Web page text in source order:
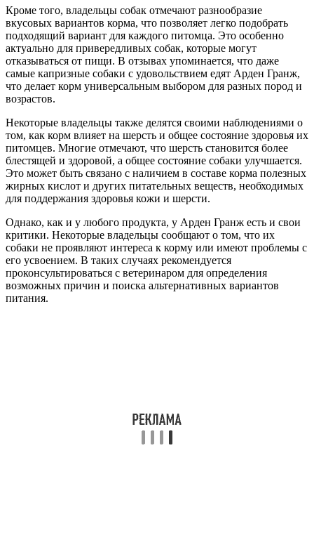
Кроме того, владельцы собак отмечают разнообразие
вкусовых вариантов корма, что позволяет легко подобрать
подходящий вариант для каждого питомца. Это особенно
актуально для привередливых собак, которые могут
отказываться от пищи. В отзывах упоминается, что даже
самые капризные собаки с удовольствием едят Арден Гранж,
что делает корм универсальным выбором для разных пород и
возрастов.
Некоторые владельцы также делятся своими наблюдениями о
том, как корм влияет на шерсть и общее состояние здоровья их
питомцев. Многие отмечают, что шерсть становится более
блестящей и здоровой, а общее состояние собаки улучшается.
Это может быть связано с наличием в составе корма полезных
жирных кислот и других питательных веществ, необходимых
для поддержания здоровья кожи и шерсти.
Однако, как и у любого продукта, у Арден Гранж есть и свои
критики. Некоторые владельцы сообщают о том, что их
собаки не проявляют интереса к корму или имеют проблемы с
его усвоением. В таких случаях рекомендуется
проконсультироваться с ветеринаром для определения
возможных причин и поиска альтернативных вариантов
питания.